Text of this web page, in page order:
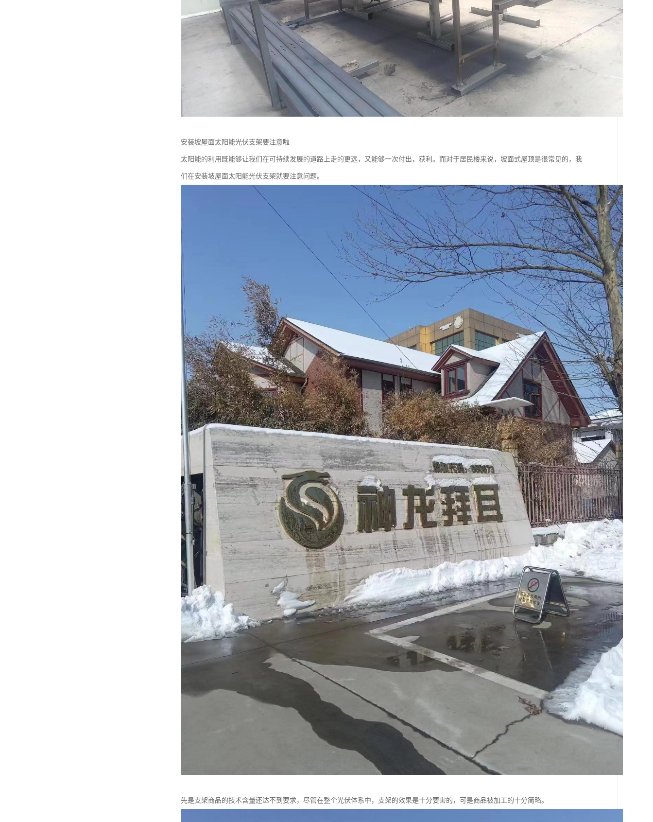
安装坡屋面太阳能光伏支架要注意啦
太阳能的利用既能够让我们在可持续发展的道路上走的更远，又能够一次付出，获利。而对于居民楼来说，坡面式屋顶是很常见的，我
们在安装坡屋面太阳能光伏支架就要注意问题。
先是支架商品的技术含量还达不到要求，尽管在整个光伏体系中，支架的效果是十分要害的，可是商品被加工的十分简略。